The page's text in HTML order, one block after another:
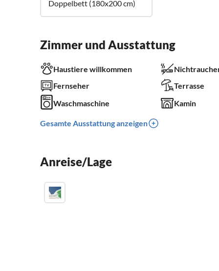
Doppelbett (180x200 cm)
Zimmer und Ausstattung
Haustiere willkommen
Fernseher
Terrasse
Waschmaschine
Kamin
Gesamte Ausstattung anzeigen
Anreise/Lage